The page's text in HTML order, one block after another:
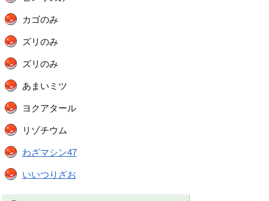
カゴのみ
ズリのみ
ズリのみ
あまいミツ
ヨクアタール
リゾチウム
わざマシン47
いいつりざお